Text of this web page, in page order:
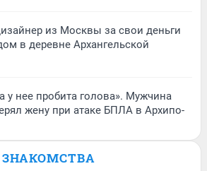
из Москвы за свои деньги
в деревне Архангельской
у нее пробита голова». Мужчина
жену при атаке БПЛА в Архипо-
ЗНАКОМСТВА